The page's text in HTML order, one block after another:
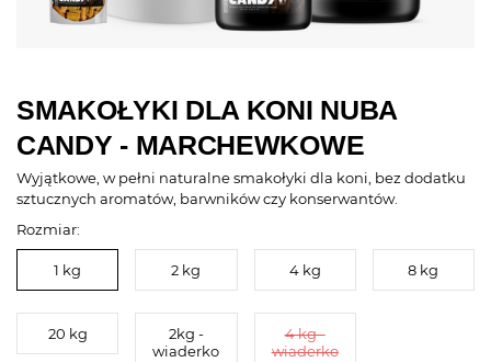
SMAKOŁYKI DLA KONI NUBA
CANDY - MARCHEWKOWE
Wyjątkowe, w pełni naturalne smakołyki dla koni, bez dodatku
sztucznych aromatów, barwników czy konserwantów.
Rozmiar:
1 kg 2 kg 4 kg 8 kg
20 kg
2kg -
wiaderko
4 kg -
wiaderko